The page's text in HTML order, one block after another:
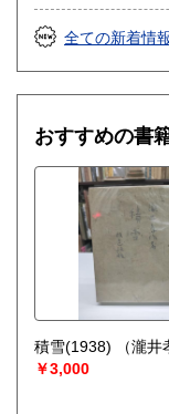
全ての新着情
おすすめの書
積雪(1938)
（瀧井
￥3,000